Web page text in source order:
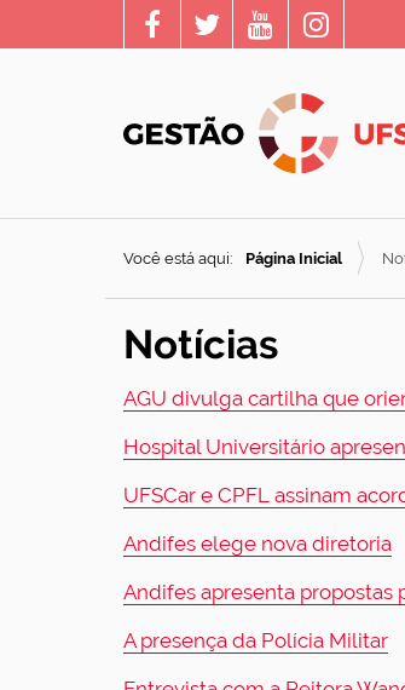
Você está aqui: Página Inicial
Notícias
AGU divulga cartilha que
Hospital Universitário
UFSCar e CPFL assinam
Andifes elege nova diretoria
Andifes apresenta propostas
A presença da Polícia Militar